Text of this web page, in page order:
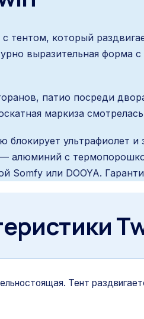
тентом, который
выразительная форма
патио посреди
маркиза
блокирует ультрафиолет
алюминий с
или DOOYA.
Тент